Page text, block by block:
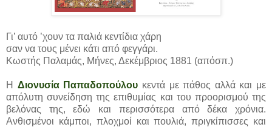
Γι’ αυτό ’χουν τα παλιά κεντίδια χάρη
σαν να τους μένει κάτι από φεγγάρι.
Κωστής Παλαμάς, Μήνες, Δεκέμβριος 1881 (απόσπ.)
Η Διονυσία Παπαδοπούλου κεντά με πάθος αλλά και με
απόλυτη συνείδηση της επιθυμίας και του προορισμού της
βελόνας της, εδώ και περισσότερα από δέκα χρόνια.
Ανθισμένοι κάμποι, πλοχμοί και πουλιά, πριγκίπισσες και